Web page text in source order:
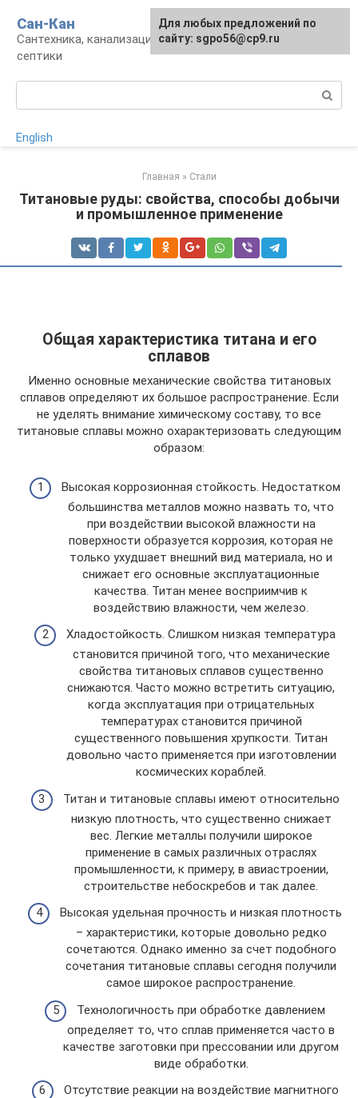
контенту
Сан-Кан
Сантехника, канализация, водопровод,
септики
English
Главная » Стали
Титановые руды: свойства, способы добычи
и промышленное применение
Общая характеристика титана и его
сплавов
Именно основные механические свойства титановых
сплавов определяют их большое распространение. Если
не уделять внимание химическому составу, то все
титановые сплавы можно охарактеризовать следующим
образом:
Высокая коррозионная стойкость. Недостатком
большинства металлов можно назвать то, что
при воздействии высокой влажности на
поверхности образуется коррозия, которая не
только ухудшает внешний вид материала, но и
снижает его основные эксплуатационные
качества. Титан менее восприимчив к
воздействию влажности, чем железо.
Хладостойкость. Слишком низкая температура
становится причиной того, что механические
свойства титановых сплавов существенно
снижаются. Часто можно встретить ситуацию,
когда эксплуатация при отрицательных
температурах становится причиной
существенного повышения хрупкости. Титан
довольно часто применяется при изготовлении
космических кораблей.
Титан и титановые сплавы имеют относительно
низкую плотность, что существенно снижает
вес. Легкие металлы получили широкое
применение в самых различных отраслях
промышленности, к примеру, в авиастроении,
строительстве небоскребов и так далее.
Высокая удельная прочность и низкая плотность
– характеристики, которые довольно редко
сочетаются. Однако именно за счет подобного
сочетания титановые сплавы сегодня получили
самое широкое распространение.
Технологичность при обработке давлением
определяет то, что сплав применяется часто в
качестве заготовки при прессовании или другом
виде обработки.
Отсутствие реакции на воздействие магнитного
Для любых предложений по
сайту: sgpo56@cp9.ru